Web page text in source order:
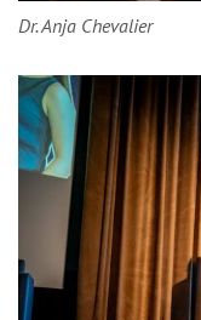
Dr. Anja Chevalier